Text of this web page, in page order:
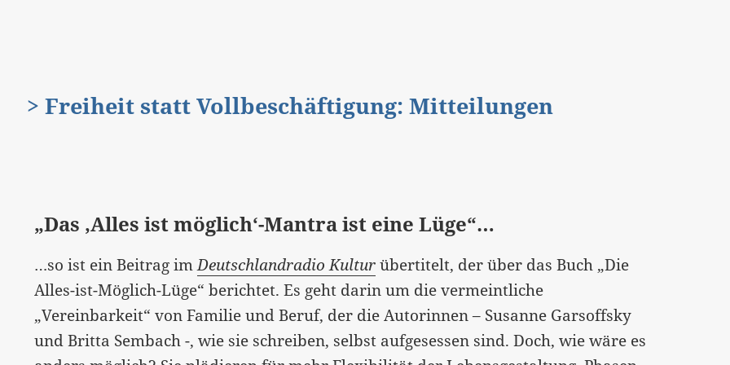
> Freiheit statt Vollbeschäftigung: Mitteilungen
„Das ‚Alles ist möglich‘-Mantra ist eine Lüge“…
…so ist ein Beitrag imDeutschlandradio Kulturübertitelt, der über das Buch „Die
Alles-ist-Möglich-Lüge“ berichtet. Es geht darin um die vermeintliche
„Vereinbarkeit“ von Familie und Beruf, der die Autorinnen – Susanne Garsoffsky
und Britta Sembach -, wie sie schreiben, selbst aufgesessen sind. Doch,wie wäre es